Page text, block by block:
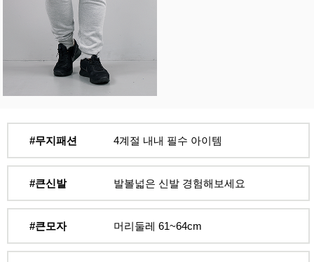
#무지패션 4계절 내내 필수 아이템
#큰신발 발볼넓은 신발 경험해보세요
#큰모자 머리둘레 61~64cm